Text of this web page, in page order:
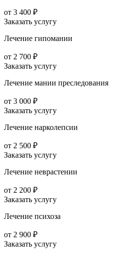
от 3 400 ₽
Заказать услугу
Лечение гипомании
от 2 700 ₽
Заказать услугу
Лечение мании преследования
от 3 000 ₽
Заказать услугу
Лечение нарколепсии
от 2 500 ₽
Заказать услугу
Лечение неврастении
от 2 200 ₽
Заказать услугу
Лечение психоза
от 2 900 ₽
Заказать услугу